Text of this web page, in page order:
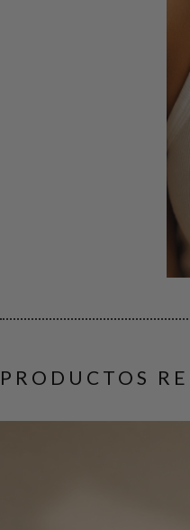
PRODUCTOS